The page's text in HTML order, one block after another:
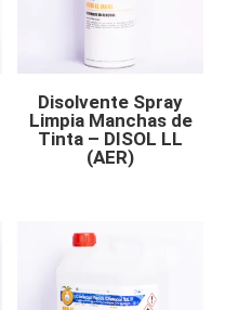
Disolvente Spray
Limpia Manchas de
Tinta – DISOL LL
(AER)